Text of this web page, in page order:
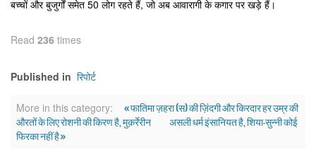
बच्चों और बुजुर्गों समेत 50 लोग रहते हैं, जो अब आवारागी के कगार पर खड़े हैं।
Read 236 times
Published in रिपोर्ट
More in this category:
« फातिमा ज़हरा (स) की ज़िंदगी और किरदार हर उम्र की
औरतों के लिए रोशनी की किरण है, मुक़र्रेरीन
असली धर्म इंसानियत है, शिया-सुन्नी कोई
फिरका नहीं है »